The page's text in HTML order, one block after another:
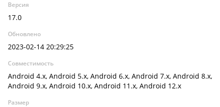
Версия
17.0
Обновлено
2023-02-14 20:29:25
Совместимость
Android 4.x, Android 5.x, Android 6.x, Android 7.x, Android 8.x,
Android 9.x, Android 10.x, Android 11.x, Android 12.x
Размер